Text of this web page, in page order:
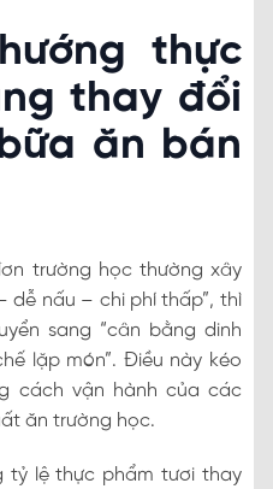
thực
thay đổi
ăn bán
trường học thường xây
dễ nấu – chi phí thấp”, thì
sang “cân bằng dinh
lặp món”. Điều này kéo
cách vận hành của các
ăn trường học.
tỷ lệ thực phẩm tươi thay